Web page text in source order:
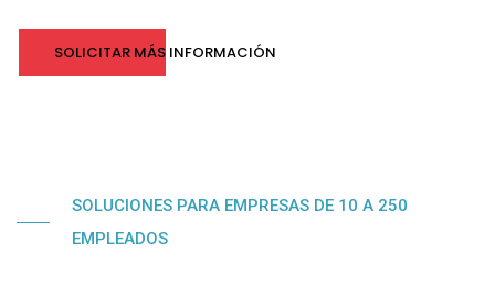
SOLICITAR MÁS INFORMACIÓN
SOLUCIONES PARA EMPRESAS DE 10 A 250
EMPLEADOS